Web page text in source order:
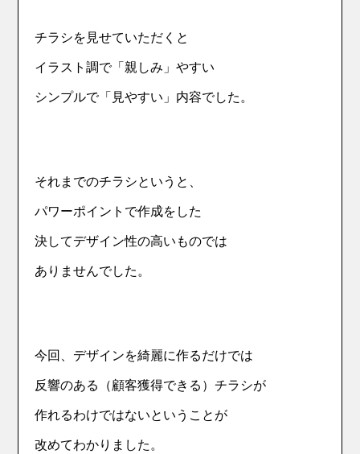
チラシを見せていただくと
イラスト調で「親しみ」やすい
シンプルで「見やすい」内容でした。
それまでのチラシというと、
パワーポイントで作成をした
決してデザイン性の高いものでは
ありませんでした。
今回、デザインを綺麗に作るだけでは
反響のある（顧客獲得できる）チラシが
作れるわけではないということが
改めてわかりました。